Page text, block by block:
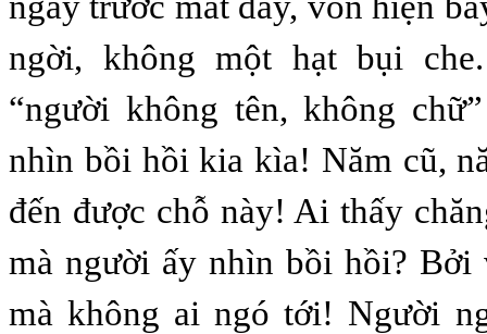
ngời, không một hạt bụi
“người không tên, không
nhìn bồi hồi kia kìa! Năm cũ,
đến được chỗ này! Ai thấy
mà người ấy nhìn bồi hồi? Bởi
mà không ai ngó tới! Người